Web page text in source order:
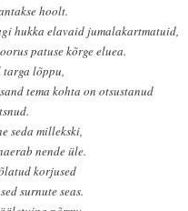
hoolt.
hukka elavaid jumalakartmatuid,
patuse kõrge eluea.
targa lõppu,
tema kohta on otsustanud
seda millekski,
nende üle.
korjused
surnute seas.